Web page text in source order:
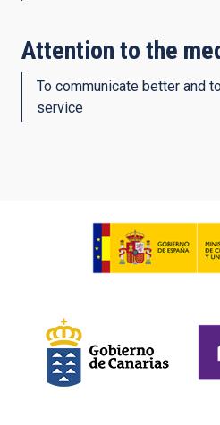
Attention to the
To communicate better and
service